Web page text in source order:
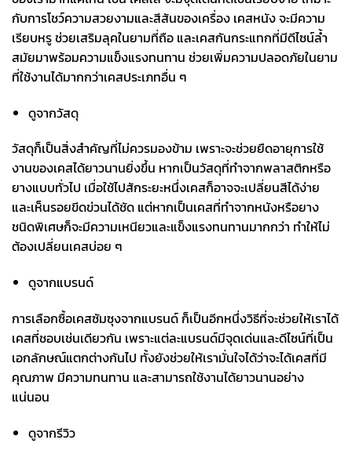
กับการโชว์ความสวยงามและสีสันของเครื่อง เคสหนัง จะมีความ
เรียบหรู ช่วยเสริมลุคในยามที่ถือ และเคสกันกระแทกที่มีดีไซน์ล้ำ
สมัยมาพร้อมความแข็งแรงทนทาน ช่วยเพิ่มความปลอดภัยในยาม
ที่ใช้งานได้มากกว่าเคสประเภทอื่น ๆ
ดูจากวัสดุ
วัสดุก็เป็นสิ่งสำคัญที่ไม่ควรมองข้าม เพราะจะช่วยยืดอายุการใช้
งานของเคสได้ยาวนานยิ่งขึ้น หากเป็นวัสดุที่ทำจากพลาสติกหรือ
ยางแบบทั่วไป เมื่อใช้ไปสักระยะหนึ่งเคสก็อาจจะเปลี่ยนสีได้ง่าย
และเห็นรอยขีดข่วนได้ชัด แต่หากเป็นเคสที่ทำจากหนังหรือยาง
ชนิดพิเศษก็จะมีความเหนียวและแข็งแรงทนทานมากกว่า ทำให้ไม่
ต้องเปลี่ยนเคสบ่อย ๆ
ดูจากแบรนด์
การเลือกซื้อเคสซัมซุงจากแบรนด์ ก็เป็นอีกหนึ่งวิธีที่จะช่วยให้เราได้
เคสที่ชอบเช่นเดียวกัน เพราะแต่ละแบรนด์มีจุดเด่นและดีไซน์ที่เป็น
เอกลักษณ์แตกต่างกันไป ทั้งยังช่วยให้เรามั่นใจได้ว่าจะได้เคสที่มี
คุณภาพ มีความทนทาน และสามารถใช้งานได้ยาวนานอย่าง
แน่นอน
ดูจากรีวิว